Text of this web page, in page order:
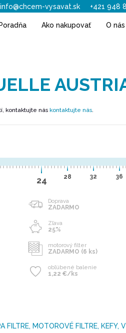
info@chcem-vysavat.sk +421 948
Poradňa Ako nakupovať O nás
kontaktujte náskontaktujte nás.
24 28 32 36
Doprava
ZADARMO
Zľava
25%
motorový filter
ZADARMO (6 ks)
obľúbené balenie
1,22 €/ks
FILTRE, MOTOROVÉ FILTRE, KEFY,